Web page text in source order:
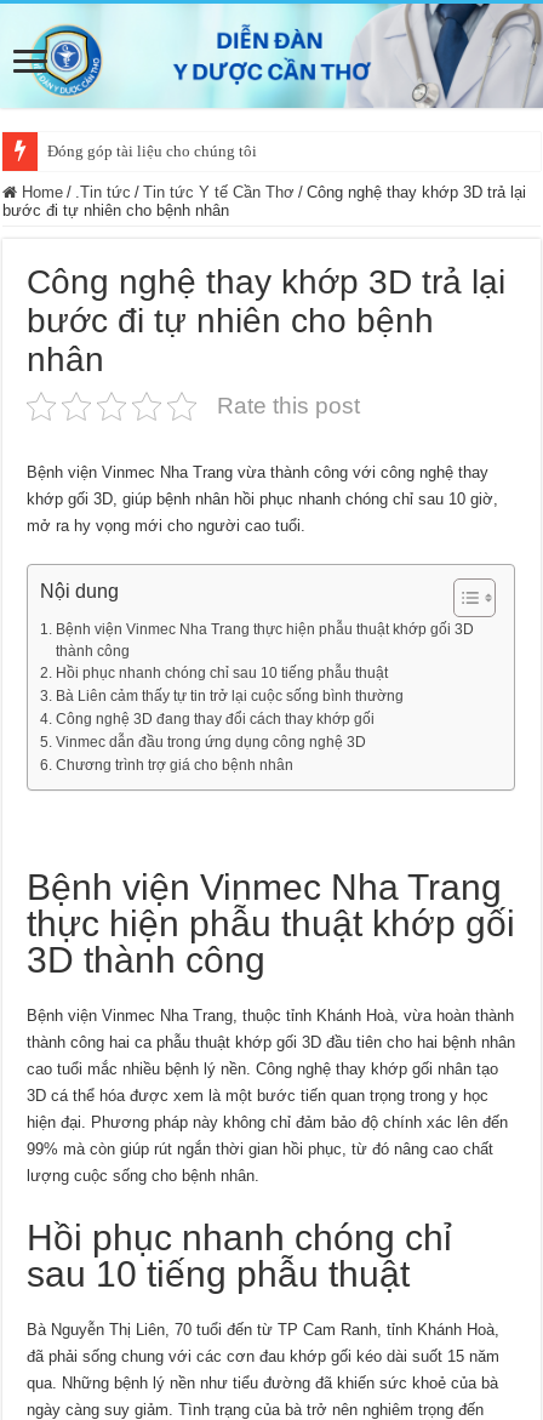
Đóng góp tài liệu cho chúng tôi
Home / .Tin tức / Tin tức Y tế Cần Thơ / Công nghệ thay khớp 3D trả lại
bước đi tự nhiên cho bệnh nhân
Công nghệ thay khớp 3D trả lại
bước đi tự nhiên cho bệnh
nhân
Rate this post
Bệnh viện Vinmec Nha Trang vừa thành công với công nghệ thay
khớp gối 3D, giúp bệnh nhân hồi phục nhanh chóng chỉ sau 10 giờ,
mở ra hy vọng mới cho người cao tuổi.
Nội dung
Bệnh viện Vinmec Nha Trang thực hiện phẫu thuật khớp gối 3D
thành công
Hồi phục nhanh chóng chỉ sau 10 tiếng phẫu thuật
Bà Liên cảm thấy tự tin trở lại cuộc sống bình thường
Công nghệ 3D đang thay đổi cách thay khớp gối
Vinmec dẫn đầu trong ứng dụng công nghệ 3D
Chương trình trợ giá cho bệnh nhân
Bệnh viện Vinmec Nha Trang
thực hiện phẫu thuật khớp gối
3D thành công
Bệnh viện Vinmec Nha Trang, thuộc tỉnh Khánh Hoà, vừa hoàn thành
thành công hai ca phẫu thuật khớp gối 3D đầu tiên cho hai bệnh nhân
cao tuổi mắc nhiều bệnh lý nền. Công nghệ thay khớp gối nhân tạo
3D cá thể hóa được xem là một bước tiến quan trọng trong y học
hiện đại. Phương pháp này không chỉ đảm bảo độ chính xác lên đến
99% mà còn giúp rút ngắn thời gian hồi phục, từ đó nâng cao chất
lượng cuộc sống cho bệnh nhân.
Hồi phục nhanh chóng chỉ
sau 10 tiếng phẫu thuật
Bà Nguyễn Thị Liên, 70 tuổi đến từ TP Cam Ranh, tỉnh Khánh Hoà,
đã phải sống chung với các cơn đau khớp gối kéo dài suốt 15 năm
qua. Những bệnh lý nền như tiểu đường đã khiến sức khoẻ của bà
ngày càng suy giảm. Tình trạng của bà trở nên nghiêm trọng đến